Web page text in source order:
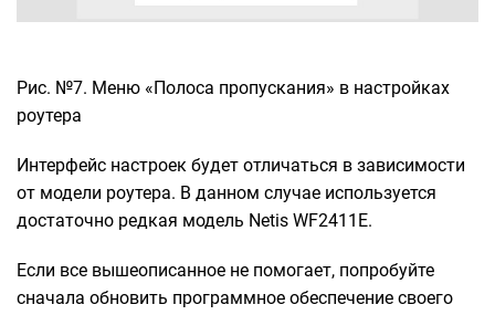
Рис. №7. Меню «Полоса пропускания» в настройках
роутера
Интерфейс настроек будет отличаться в зависимости
от модели роутера. В данном случае используется
достаточно редкая модель Netis WF2411E.
Если все вышеописанное не помогает, попробуйте
сначала обновить программное обеспечение своего